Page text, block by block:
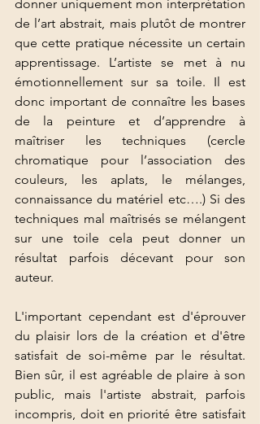
donner uniquement mon interprétation
de l’art abstrait, mais plutôt de montrer
que cette pratique nécessite un certain
apprentissage. L’artiste se met à nu
émotionnellement sur sa toile. Il est
donc important de connaître les bases
de la peinture et d’apprendre à
maîtriser les techniques (cercle
chromatique pour l’association des
couleurs, les aplats, le mélanges,
connaissance du matériel etc….) Si des
techniques mal maîtrisés se mélangent
sur une toile cela peut donner un
résultat parfois décevant pour son
auteur.
L'important cependant est d'éprouver
du plaisir lors de la création et d'être
satisfait de soi-même par le résultat.
Bien sûr, il est agréable de plaire à son
public, mais l'artiste abstrait, parfois
incompris, doit en priorité être satisfait